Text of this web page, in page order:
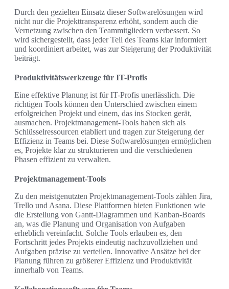
Durch den gezielten Einsatz dieser Softwarelösungen wird
nicht nur die Projekttransparenz erhöht, sondern auch die
Vernetzung zwischen den Teammitgliedern verbessert. So
wird sichergestellt, dass jeder Teil des Teams klar informiert
und koordiniert arbeitet, was zur Steigerung der Produktivität
beiträgt.
Produktivitätswerkzeuge für IT-Profis
Eine effektive Planung ist für IT-Profis unerlässlich. Die
richtigen Tools können den Unterschied zwischen einem
erfolgreichen Projekt und einem, das ins Stocken gerät,
ausmachen. Projektmanagement-Tools haben sich als
Schlüsselressourcen etabliert und tragen zur Steigerung der
Effizienz in Teams bei. Diese Softwarelösungen ermöglichen
es, Projekte klar zu strukturieren und die verschiedenen
Phasen effizient zu verwalten.
Projektmanagement-Tools
Zu den meistgenutzten Projektmanagement-Tools zählen Jira,
Trello und Asana. Diese Plattformen bieten Funktionen wie
die Erstellung von Gantt-Diagrammen und Kanban-Boards
an, was die Planung und Organisation von Aufgaben
erheblich vereinfacht. Solche Tools erlauben es, den
Fortschritt jedes Projekts eindeutig nachzuvollziehen und
Aufgaben präzise zu verteilen. Innovative Ansätze bei der
Planung führen zu größerer Effizienz und Produktivität
innerhalb von Teams.